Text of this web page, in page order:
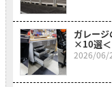
ガレー
×10選＜
2026/06/